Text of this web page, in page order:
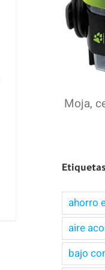
Moja,
Etiquetas
ahorro
aire
bajo